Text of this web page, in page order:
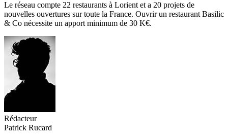
Le réseau compte 22 restaurants à Lorient et a 20 projets de
nouvelles ouvertures sur toute la France. Ouvrir un restaurant Basilic
& Co nécessite un apport minimum de 30 K€.
Rédacteur
Patrick Rucard